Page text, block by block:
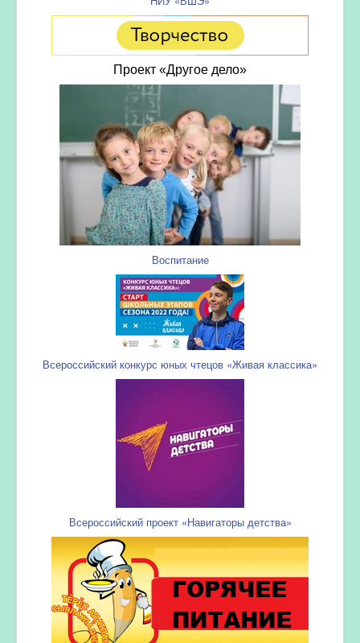
Проект «Другое дело»
Воспитание
Всероссийский конкурс юных чтецов «Живая классика»
Всероссийский проект «Навигаторы детства»